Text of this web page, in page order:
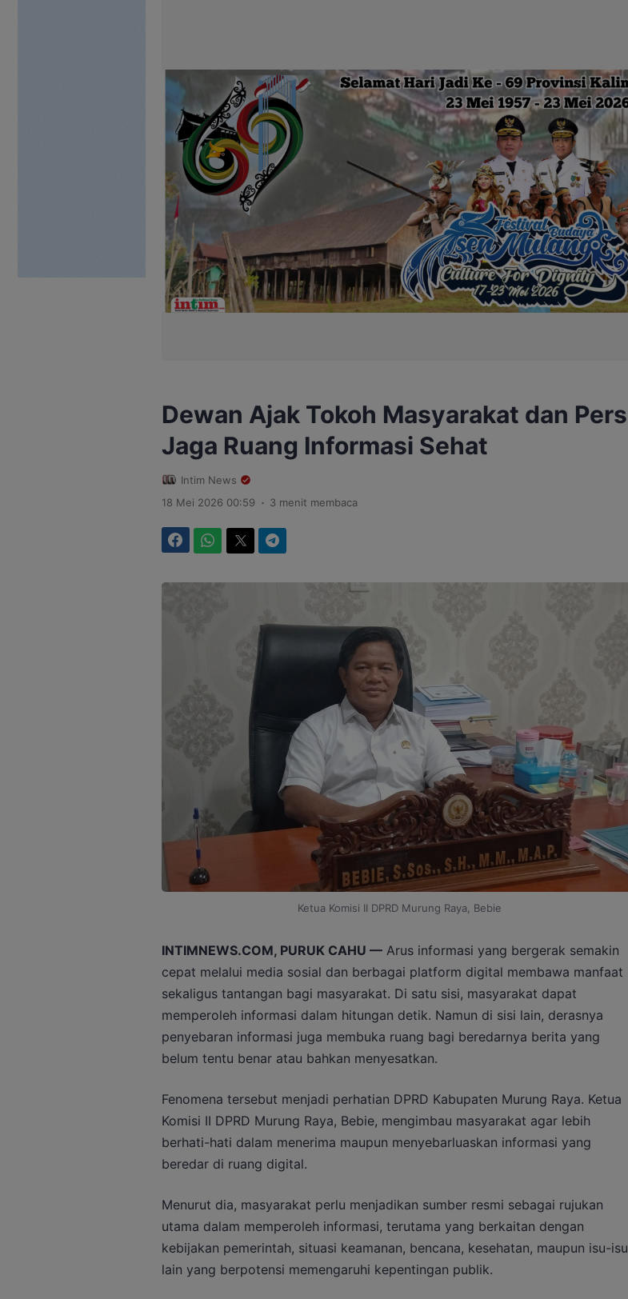
Dewan Ajak Tokoh Masyarakat dan Pers
Jaga Ruang Informasi Sehat
Intim News
18 Mei 2026 00:59 . 3 menit membaca
Ketua Komisi II DPRD Murung Raya, Bebie
INTIMNEWS.COM, PURUK CAHU —Arus informasi yang bergerak semakin
cepat melalui media sosial dan berbagai platform digital membawa manfaat
sekaligus tantangan bagi masyarakat. Di satu sisi, masyarakat dapat
memperoleh informasi dalam hitungan detik. Namun di sisi lain, derasnya
penyebaran informasi juga membuka ruang bagi beredarnya berita yang
belum tentu benar atau bahkan menyesatkan.
Fenomena tersebut menjadi perhatian DPRD Kabupaten Murung Raya. Ketua
Komisi II DPRD Murung Raya, Bebie, mengimbau masyarakat agar lebih
berhati-hati dalam menerima maupun menyebarluaskan informasi yang
beredar di ruang digital.
Menurut dia, masyarakat perlu menjadikan sumber resmi sebagai rujukan
utama dalam memperoleh informasi, terutama yang berkaitan dengan
kebijakan pemerintah, situasi keamanan, bencana, kesehatan, maupun isu-isu
lain yang berpotensi memengaruhi kepentingan publik.